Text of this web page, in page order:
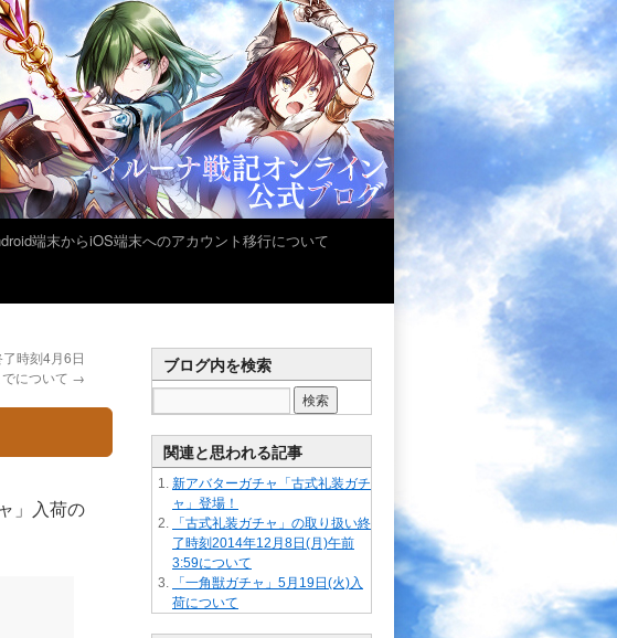
端末からiOS端末へのアカウント移行について
時刻4月6日
について →
」入荷の
ブログ内を検索
関連と思われる記事
新アバターガチャ「古式礼装ガチ
ャ」登場！
「古式礼装ガチャ」の取り扱い終
了時刻2014年12月8日(月)午前
3:59について
「一角獣ガチャ」5月19日(火)入
荷について